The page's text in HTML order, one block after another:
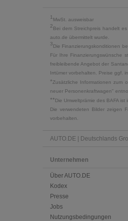
1 MwSt. ausweisbar
2Bei dem Streichpreis handelt
auto.de übermittelt wurde.
3Die Finanzierungskonditionen
Für Ihre Finanzierungswünsche
freibleibende Angebot der
Irrtümer vorbehalten. Preise ggf.
*Zusätzliche Informationen zum
neuer Personenkraftwagen"
**Die Umweltprämie des BAFA
Die verwendeten Bilder zeigen
vorbehalten.
AUTO.DE | Deutschlands
Unternehmen
Über AUTO.DE
Kodex
Presse
Jobs
Nutzungsbedingungen